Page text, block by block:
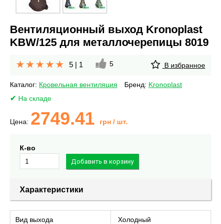
Вентиляционный выход Kronoplast
KBW/125 для металлочерепицы 8019
5 | 1 5 В избранное
Каталог: Кровельная вентиляция Бренд: Kronoplast
На складе
Цена: 2749.41 грн / шт.
К-во
Характеристики
Вид выхода Холодный